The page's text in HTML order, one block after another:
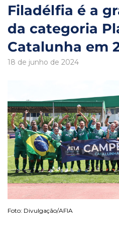
Filadélfia é a
da categoria
Catalunha em
18 de junho de 2024
Foto: Divulgação/AFIA